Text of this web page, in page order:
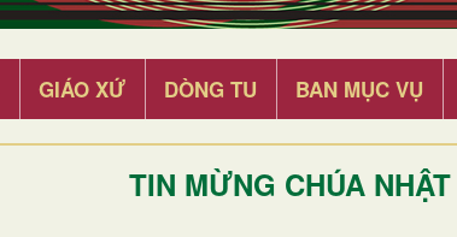
GIÁO XỨ DÒNG TU BAN MỤC VỤ
TIN MỪNG CHÚA